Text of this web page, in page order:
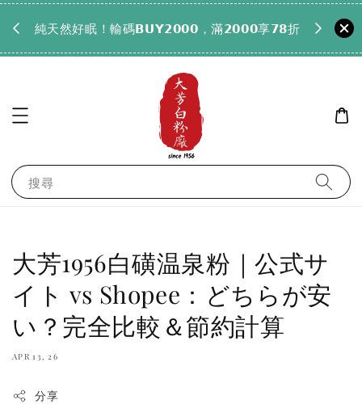
純天然好眠！輸碼𝗕𝗨𝗬𝟮𝟬𝟬𝟬，滿𝟮𝟬𝟬𝟬享𝟳𝟴折
搜尋
大芳1956白磺温泉粉｜公式サ
イト vs Shopee：どちらが安
い？完全比較＆節約計算
APR 13, 26
分享